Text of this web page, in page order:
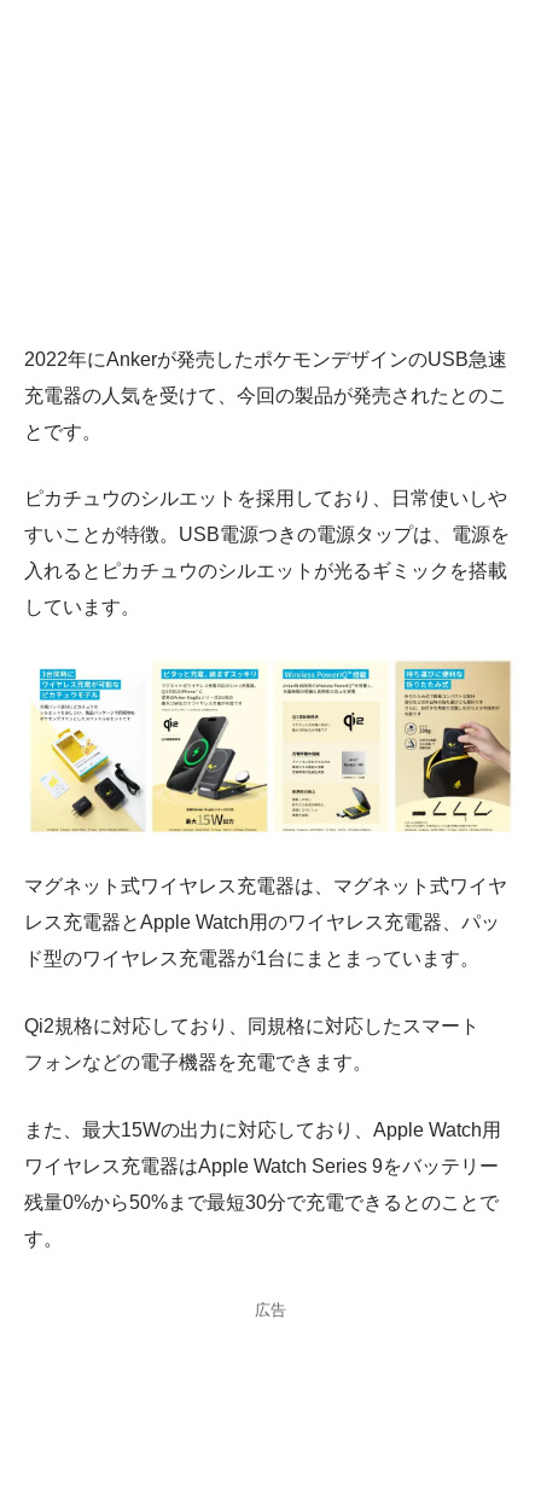
2022年にAnkerが発売したポケモンデザインのUSB急速
充電器の人気を受けて、今回の製品が発売されたとのこ
とです。
ピカチュウのシルエットを採用しており、日常使いしや
すいことが特徴。USB電源つきの電源タップは、電源を
入れるとピカチュウのシルエットが光るギミックを搭載
しています。
マグネット式ワイヤレス充電器は、マグネット式ワイヤ
レス充電器とApple Watch用のワイヤレス充電器、パッ
ド型のワイヤレス充電器が1台にまとまっています。
Qi2規格に対応しており、同規格に対応したスマート
フォンなどの電子機器を充電できます。
また、最大15Wの出力に対応しており、Apple Watch用
ワイヤレス充電器はApple Watch Series 9をバッテリー
残量0%から50%まで最短30分で充電できるとのことで
す。
広告